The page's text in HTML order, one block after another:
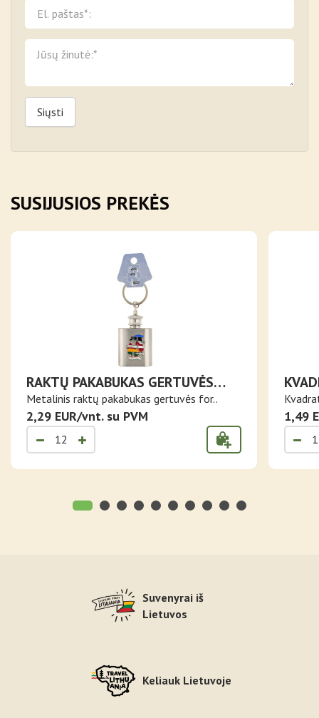
Siųsti
SUSIJUSIOS PREKĖS
RAKTŲ PAKABUKAS GERTUVĖS
FORMOS SU BALTIJOS ŠALIŲ
KONTŪRU
Metalinis raktų pakabukas gertuvės for..
2,29 EUR/vnt. su PVM 1,49
Suvenyrai iš
Lietuvos
Keliauk Lietuvoje